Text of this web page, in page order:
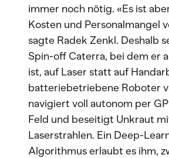
immer noch nötig. «Es ist
Kosten und Personalmangel
sagte Radek Zenkl. Deshalb
Spin-off Caterra, bei dem er
ist, auf Laser statt auf
batteriebetriebene Roboter
navigiert voll autonom per
Feld und beseitigt Unkraut
Laserstrahlen. Ein Deep-
Algorithmus erlaubt es ihm,